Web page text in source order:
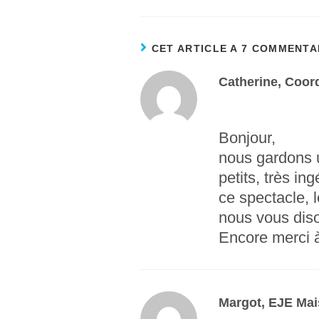
CET ARTICLE A 7
Catherine,
Bonjour,
nous gardons
petits, très
ce spectacle,
nous vous
Encore merci
Margot, EJE